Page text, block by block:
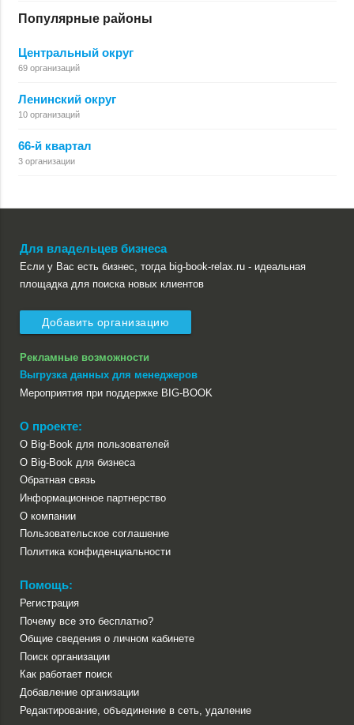
Популярные районы
Центральный округ
69 организаций
Ленинский округ
10 организаций
66-й квартал
3 организации
Для владельцев бизнеса
Если у Вас есть бизнес, тогда big-book-relax.ru - идеальная
площадка для поиска новых клиентов
Добавить организацию
Рекламные возможности
Выгрузка данных для менеджеров
Мероприятия при поддержке BIG-BOOK
О проекте:
О Big-Book для пользователей
О Big-Book для бизнеса
Обратная связь
Информационное партнерство
О компании
Пользовательское соглашение
Политика конфиденциальности
Помощь:
Регистрация
Почему все это бесплатно?
Общие сведения о личном кабинете
Поиск организации
Как работает поиск
Добавление организации
Редактирование, объединение в сеть, удаление